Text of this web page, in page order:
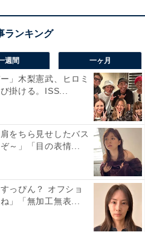
週間 一ヶ月
」木梨憲武、ヒロミ
掛ける。ISS...
をちら見せしたバス
～」「目の表情...
っぴん？ オフショ
」「無加工無表...